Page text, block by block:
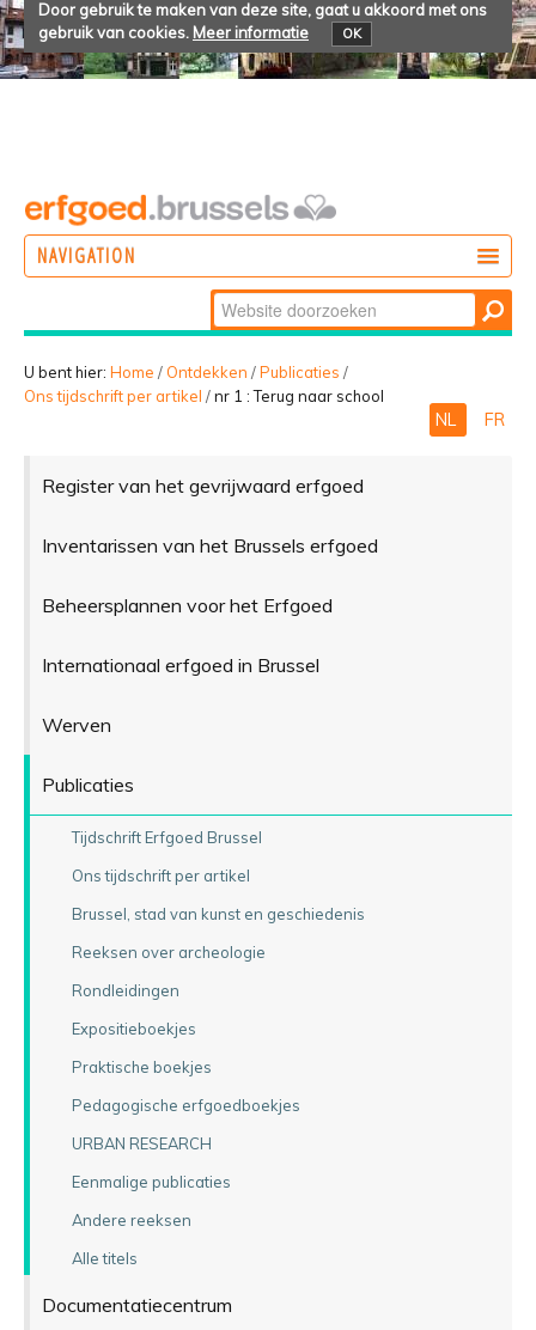
Door gebruik te maken van deze site, gaat u akkoord met ons
gebruik van cookies. Meer informatie OK
NAVIGATION
BELEVEN
Zoek
Geavanceerd
zoeken...
U bent hier: Home / Ontdekken /Publicaties /
Ons tijdschrift per artikel /nr 1 : Terug naar school
NL FR
Register van het gevrijwaard erfgoed
Inventarissen van het Brussels erfgoed
Beheersplannen voor het Erfgoed
Internationaal erfgoed in Brussel
Werven
Publicaties
Tijdschrift Erfgoed Brussel
Ons tijdschrift per artikel
Brussel, stad van kunst en geschiedenis
Reeksen over archeologie
Rondleidingen
Expositieboekjes
Praktische boekjes
Pedagogische erfgoedboekjes
URBAN RESEARCH
Eenmalige publicaties
Andere reeksen
Alle titels
Documentatiecentrum